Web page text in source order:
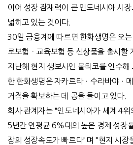
이어 성장 잠재력이 큰 인도네시아 시
넓히고 있는 것이다.
30일 금융계에 따르면 한화생명은 오
로보험ㆍ교육보험 등 신상품을 출시할
지난해 현지 생보사인 물티코를 인수해
한 한화생명은 자카르타ㆍ수라바야ㆍ
거점을 확보하는 데 공을 들이고 있다.
회사 관계자는 "인도네시아가 세계 4위
5년간 연평균 6%대의 높은 경제 성장
장의 성장속도가 빠르다"며 "현지 시장